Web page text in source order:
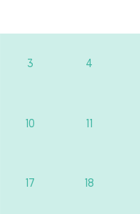
3 4
10 11
17 18